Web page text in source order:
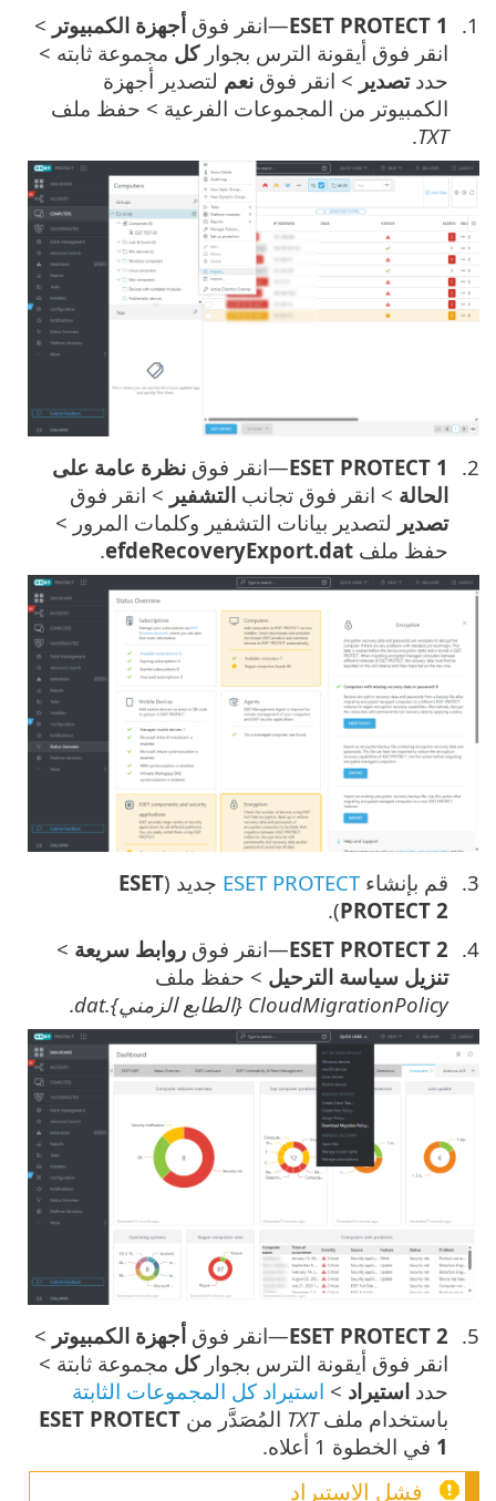
ESET PROTECT 1—انقر فوق أجهزة الكمبيوتر >
انقر فوق أيقونة الترس بجواركل مجموعة ثابته >
حددتصدير > انقر فوق نعم لتصدير أجهزة
الكمبيوتر من المجموعات الفرعية > حفظ ملف
TXT
.
ESET PROTECT 1—انقر فوق نظرة عامة على
الحالة > انقر فوق تجانب التشفير > انقر فوق
تصدير لتصدير بيانات التشفير وكلمات المرور >
حفظ ملف efdeRecoveryExport.dat
.
قم بإنشاء ESET PROTECT جديد (ESET
PROTECT 2
).
ESET PROTECT 2—انقر فوق روابط سريعة >
تنزيل سياسة الترحيل > حفظ ملف
CloudMigrationPolicy {الطابع الزمني}.dat
.
ESET PROTECT 2—انقر فوق أجهزة الكمبيوتر >
انقر فوق أيقونة الترس بجواركل مجموعة ثابتة >
حدد استيراد > استيراد كل المجموعات الثابتة
باستخدام ملفTXT المُصَدَّر من ESET PROTECT
1 في الخطوة 1 أعلاه.
فشل الاستيراد